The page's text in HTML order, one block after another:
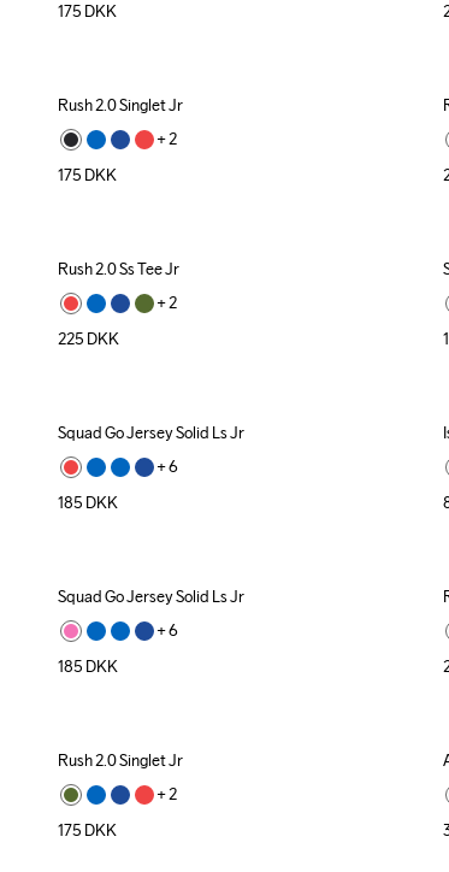
175 DKK
Rush 2.0 Singlet Jr
+ 2
175 DKK
Rush 2.0 Ss Tee Jr
+ 2
225 DKK
Squad Go Jersey Solid Ls Jr
+ 6
185 DKK
Squad Go Jersey Solid Ls Jr
+ 6
185 DKK
Rush 2.0 Singlet Jr
+ 2
175 DKK